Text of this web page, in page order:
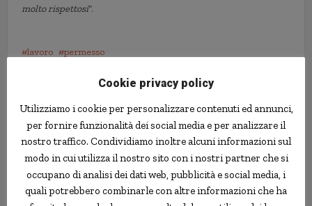
molto rispettosi“.
lavoro permesso
Cookie privacy policy
Utilizziamo i cookie per personalizzare contenuti ed annunci,
per fornire funzionalità dei social media e per analizzare il
nostro traffico. Condividiamo inoltre alcuni informazioni sul
modo in cui utilizza il nostro sito con i nostri partner che si
occupano di analisi dei dati web, pubblicità e social media, i
quali potrebbero combinarle con altre informazioni che ha